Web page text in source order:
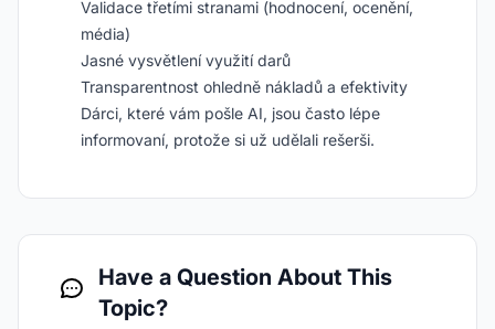
Validace třetími stranami (hodnocení, ocenění,
média)
Jasné vysvětlení využití darů
Transparentnost ohledně nákladů a efektivity
Dárci, které vám pošle AI, jsou často lépe
informovaní, protože si už udělali rešerši.
Have a Question About This
Topic?